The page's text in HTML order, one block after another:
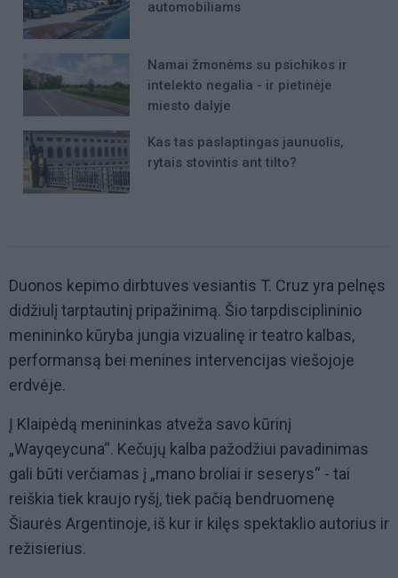
automobiliams
Namai žmonėms su psichikos ir
intelekto negalia - ir pietinėje
miesto dalyje
Kas tas paslaptingas jaunuolis,
rytais stovintis ant tilto?
Duonos kepimo dirbtuves vesiantis T. Cruz yra pelnęs
didžiulį tarptautinį pripažinimą. Šio tarpdisciplininio
menininko kūryba jungia vizualinę ir teatro kalbas,
performansą bei menines intervencijas viešojoje
erdvėje.
Į Klaipėdą menininkas atveža savo kūrinį
„Wayqeycuna“. Kečujų kalba pažodžiui pavadinimas
gali būti verčiamas į „mano broliai ir seserys“ - tai
reiškia tiek kraujo ryšį, tiek pačią bendruomenę
Šiaurės Argentinoje, iš kur ir kilęs spektaklio autorius ir
režisierius.